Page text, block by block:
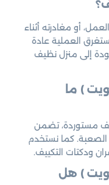
أو مغادرته أثناء
العملية عادة
العودة إلى منزل نظيف
) ما
مستوردة، تضمن
الصعبة. كما نستخدم
ودكتات التكييف.
) هل